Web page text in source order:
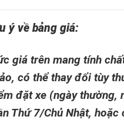
ý về bảng giá:
giá trên mang tính
có thể thay đổi tùy
đặt xe (ngày thường,
Thứ 7/Chủ Nhật, hoặc